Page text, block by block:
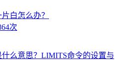
白怎么办？
次
么意思？LIMITS命令的设置与